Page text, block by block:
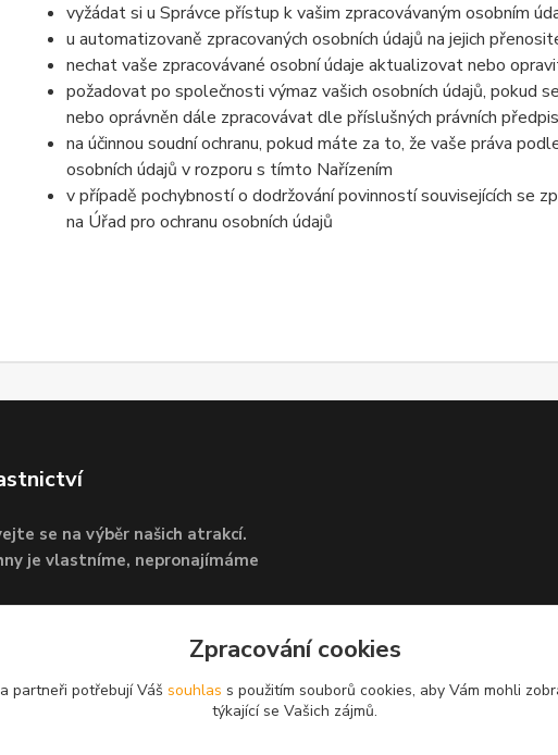
vyžádat si u Správce přístup k vašim zpracovávaným osobním
u automatizovaně zpracovaných osobních údajů na jejich
nechat vaše zpracovávané osobní údaje aktualizovat nebo
požadovat po společnosti výmaz vašich osobních údajů, pokud
nebo oprávněn dále zpracovávat dle příslušných právních
na účinnou soudní ochranu, pokud máte za to, že vaše práva
osobních údajů v rozporu s tímto Nařízením
v případě pochybností o dodržování povinností souvisejících se
na Úřad pro ochranu osobních údajů
se na výběr našich atrakcí.
je vlastníme, nepronajímáme
Zpracování cookies
partneři potřebují Váš souhlas s použitím souborů cookies, aby Vám mohli
týkající se Vašich zájmů.